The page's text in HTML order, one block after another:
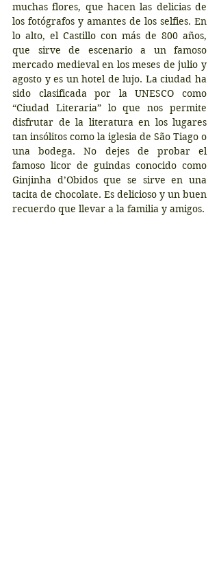
muchas flores, que hacen las delicias de
los fotógrafos y amantes de los selfies. En
lo alto, el Castillo con más de 800 años,
que sirve de escenario a un famoso
mercado medieval en los meses de julio y
agosto y es un hotel de lujo. La ciudad ha
sido clasificada por la UNESCO como
“Ciudad Literaria” lo que nos permite
disfrutar de la literatura en los lugares
tan insólitos como la iglesia de São Tiago o
una bodega. No dejes de probar el
famoso licor de guindas conocido como
Ginjinha d’Obidos que se sirve en una
tacita de chocolate. Es delicioso y un buen
recuerdo que llevar a la familia y amigos.